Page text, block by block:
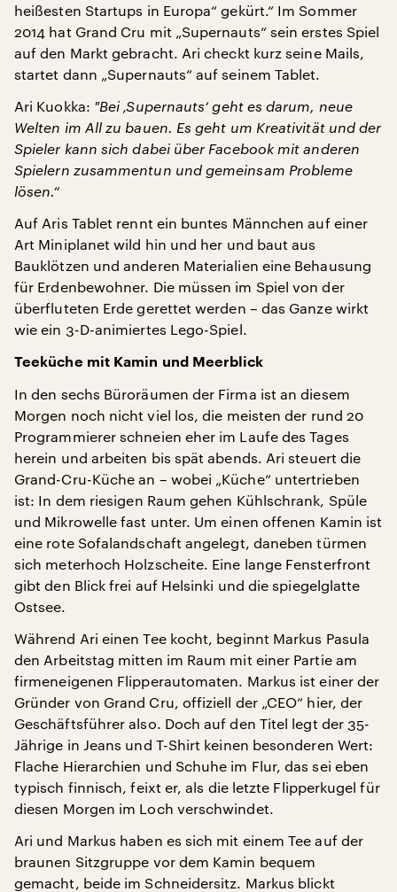
heißesten Startups in Europa“ gekürt.“ Im Sommer
2014 hat Grand Cru mit „Supernauts“ sein erstes Spiel
auf den Markt gebracht. Ari checkt kurz seine Mails,
startet dann „Supernauts“ auf seinem Tablet.
Ari Kuokka: "Bei ‚Supernauts‘ geht es darum, neue
Welten im All zu bauen. Es geht um Kreativität und der
Spieler kann sich dabei über Facebook mit anderen
Spielern zusammentun und gemeinsam Probleme
lösen.“
Auf Aris Tablet rennt ein buntes Männchen auf einer
Art Miniplanet wild hin und her und baut aus
Bauklötzen und anderen Materialien eine Behausung
für Erdenbewohner. Die müssen im Spiel von der
überfluteten Erde gerettet werden – das Ganze wirkt
wie ein 3-D-animiertes Lego-Spiel.
Teeküche mit Kamin und Meerblick
In den sechs Büroräumen der Firma ist an diesem
Morgen noch nicht viel los, die meisten der rund 20
Programmierer schneien eher im Laufe des Tages
herein und arbeiten bis spät abends. Ari steuert die
Grand-Cru-Küche an – wobei „Küche“ untertrieben
ist: In dem riesigen Raum gehen Kühlschrank, Spüle
und Mikrowelle fast unter. Um einen offenen Kamin ist
eine rote Sofalandschaft angelegt, daneben türmen
sich meterhoch Holzscheite. Eine lange Fensterfront
gibt den Blick frei auf Helsinki und die spiegelglatte
Ostsee.
Während Ari einen Tee kocht, beginnt Markus Pasula
den Arbeitstag mitten im Raum mit einer Partie am
firmeneigenen Flipperautomaten. Markus ist einer der
Gründer von Grand Cru, offiziell der „CEO“ hier, der
Geschäftsführer also. Doch auf den Titel legt der 35-
Jährige in Jeans und T-Shirt keinen besonderen Wert:
Flache Hierarchien und Schuhe im Flur, das sei eben
typisch finnisch, feixt er, als die letzte Flipperkugel für
diesen Morgen im Loch verschwindet.
Ari und Markus haben es sich mit einem Tee auf der
braunen Sitzgruppe vor dem Kamin bequem
gemacht, beide im Schneidersitz. Markus blickt